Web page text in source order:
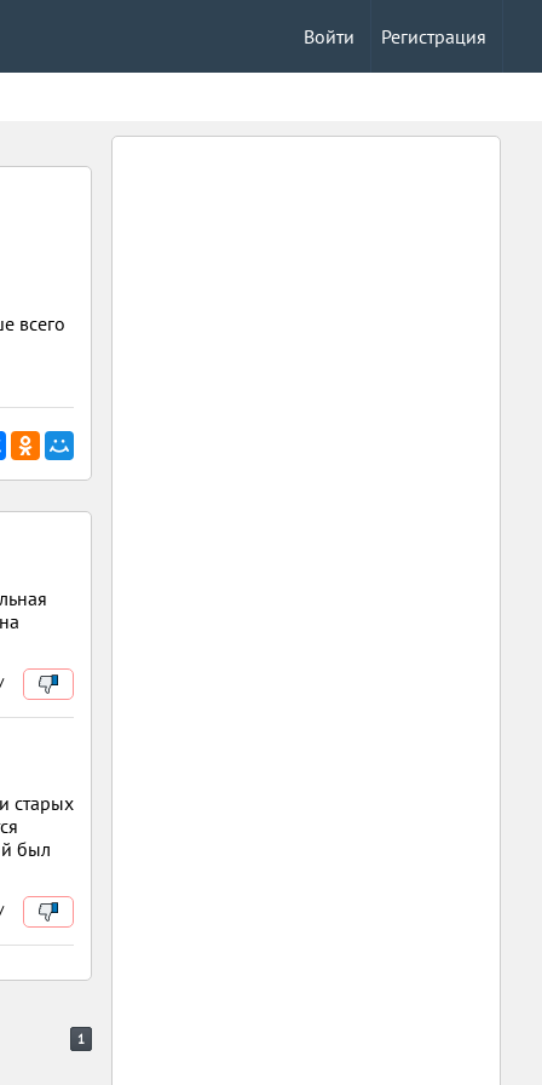
Регистрация
Войти
всего
старых
был
1